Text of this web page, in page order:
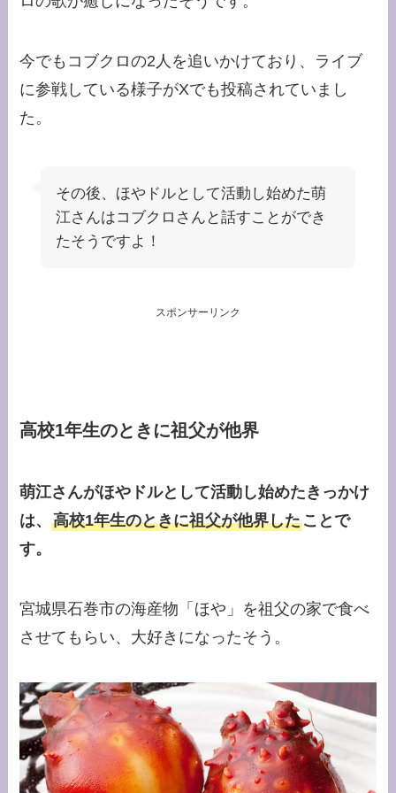
今でもコブクロの2人を追いかけており、ライブ
に参戦している様子がXでも投稿されていまし
た。
その後、ほやドルとして活動し始めた萌
江さんはコブクロさんと話すことができ
たそうですよ！
スポンサーリンク
高校1年生のときに祖父が他界
萌江さんがほやドルとして活動し始めたきっかけ
は、高校1年生のときに祖父が他界したことで
す。
宮城県石巻市の海産物「ほや」を祖父の家で食べ
させてもらい、大好きになったそう。